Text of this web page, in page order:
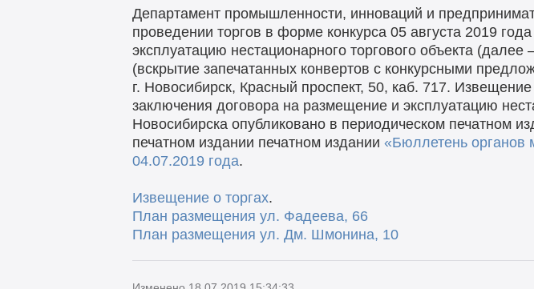
Департамент промышленности, инноваций и
проведении торгов в форме конкурса 05 августа 2019
эксплуатацию нестационарного торгового объекта
(вскрытие запечатанных конвертов с конкурсными
г. Новосибирск, Красный проспект, 50, каб. 717.
заключения договора на размещение и эксплуатацию
Новосибирска опубликовано в периодическом печатном
печатном издании печатном издании «Бюллетень органов
04.07.2019 года.
Извещение о торгах.
План размещения ул. Фадеева, 66
План размещения ул. Дм. Шмонина, 10